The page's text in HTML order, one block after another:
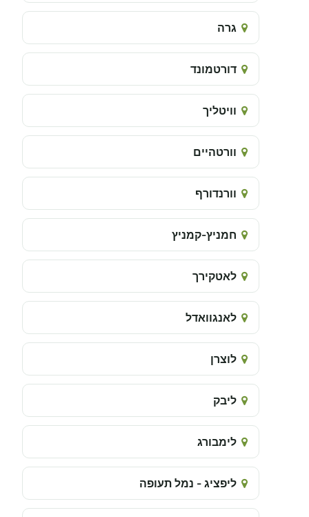
גרה
דורטמונד
וויטליך
וורטהיים
וורנדורף
חמניץ-קמניץ
לאטקירך
לאנגוואדל
לוצרן
ליבק
לימבורג
ליפציג - נמל תעופה